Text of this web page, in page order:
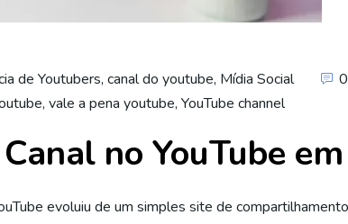
de Youtubers, canal do youtube, Mídia Social
0
, vale a pena youtube, YouTube channel
no YouTube
evoluiu de um simples site de